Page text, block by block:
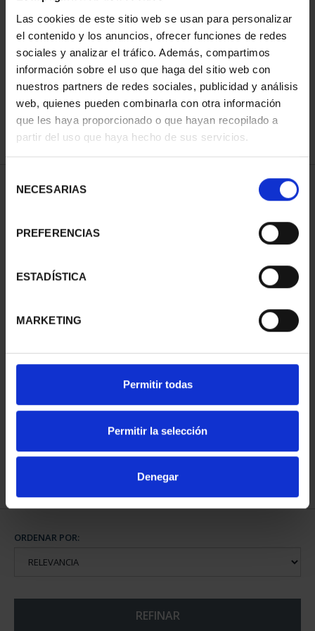
Las cookies de este sitio web se usan para personalizar
el contenido y los anuncios, ofrecer funciones de redes
sociales y analizar el tráfico. Además, compartimos
información sobre el uso que haga del sitio web con
nuestros partners de redes sociales, publicidad y análisis
web, quienes pueden combinarla con otra información
que les haya proporcionado o que hayan recopilado a
partir del uso que haya hecho de sus servicios.
NECESARIAS
PREFERENCIAS
ESTADÍSTICA
MARKETING
Permitir todas
Permitir la selección
Denegar
ORDENAR POR:
REFINAR
2 Productos encontrados
(2024) COL. COMP.
5.349,00 €
VELÁZQUEZ (2024) COL.
PLATA
ORDENAR POR:
REFINAR